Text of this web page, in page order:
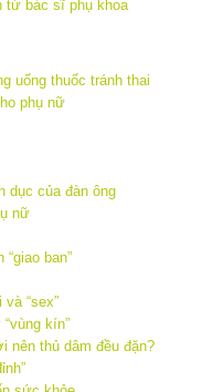
uống thuốc tránh thai
phụ nữ
dục của đàn ông
nữ
ban”
“sex”
kín”
nên thủ dâm đều đặn?